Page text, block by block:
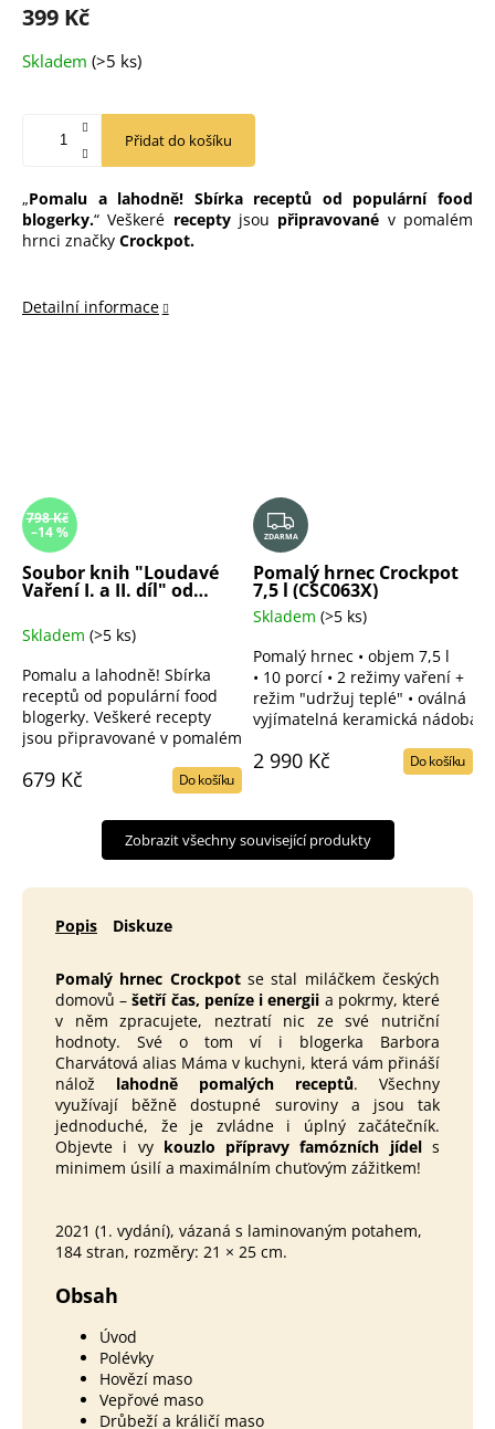
399 Kč
cena:
Skladem (>5 ks)
Přidat do košíku
Pomalu a lahodně! Sbírka receptů od populární food
blogerky.
Veškeré receptyjsou připravované v pomalém
hrnci značky Crockpot.
Detailní informace
798 Kč
–14 %
Soubor knih "Loudavé
Vaření I. a II. díl" od
Skladem (>5 ks)
679 Kč Do košíku
Pomalu a lahodně! Sbírka
receptů od populární food
blogerky. Veškeré recepty
jsou připravované v pomalém
receptů knihy Loudavé Vaření
I. a II. díl ve výhodném
balení. Pokračování II. dílu
navíc nabízí řadu...
Z
D
A
R
M
A
ZDARMA
Pomalý hrnec Crockpot
7,5 l (CSC063X)
z
Skladem (>5 ks)
2 990 Kč Do košíku
Pomalý hrnec • objem 7,5 l
• 10 porcí • 2 režimy vaření +
režim "udržuj teplé" • oválná
vyjímatelná keramická nádoba •
časovač • displej (zobrazení...
Zobrazit všechny související produkty
Popis Diskuze
Pomalý hrnec Crockpotse stal miláčkem českých
domovů –šetří čas, peníze i energii a pokrmy, které
v něm zpracujete, neztratí nic ze své nutriční
hodnoty. Své o tom ví i blogerka Barbora
Charvátová alias Máma v kuchyni, která vám přináší
nálož lahodně pomalých receptů. Všechny
využívají běžně dostupné suroviny a jsou tak
jednoduché, že je zvládne i úplný začátečník.
Objevte i vy kouzlo přípravy famózních jídels
minimem úsilí a maximálním chuťovým zážitkem!
2021 (1. vydání), vázaná s laminovaným potahem,
184 stran, rozměry: 21 × 25 cm.
Obsah
Úvod
Polévky
Hovězí maso
Vepřové maso
Drůbeží a králičí maso